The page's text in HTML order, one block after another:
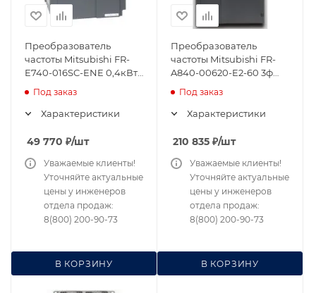
Преобразователь
частоты Mitsubishi FR-
E740-016SC-ENE 0,4кВт
Под заказ
Характеристики
49 770 ₽/шт
В КОРЗИНУ
Уважаемые клиенты!
Уточняйте актуальные
цены у инженеров
отдела продаж:
8(800) 200-90-73
Преобразователь
частоты Mitsubishi FR-
A840-00620-E2-60 3ф
Под заказ
Характеристики
210 835 ₽/шт
В КОРЗИНУ
Уважаемые клиенты!
Уточняйте актуальные
цены у инженеров
отдела продаж:
8(800) 200-90-73